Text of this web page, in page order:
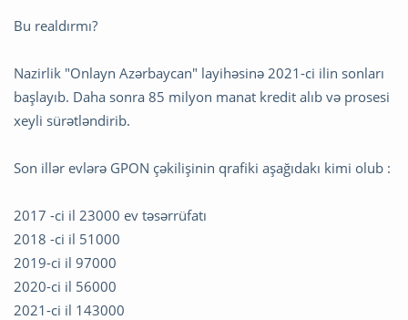
Bu realdırmı?
Nazirlik "Onlayn Azərbaycan" layihəsinə 2021-ci ilin sonları
başlayıb. Daha sonra 85 milyon manat kredit alıb və prosesi
xeyli sürətləndirib.
Son illər evlərə GPON çəkilişinin qrafiki aşağıdakı kimi olub :
2017 -ci il 23000 ev təsərrüfatı
2018 -ci il 51000
2019-ci il 97000
2020-ci il 56000
2021-ci il 143000